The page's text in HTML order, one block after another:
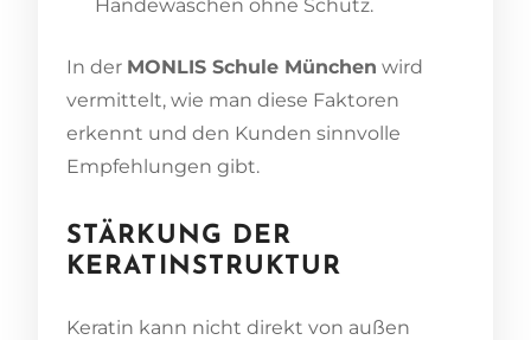
Händewaschen ohne Schutz.
In der MONLIS Schule München wird
vermittelt, wie man diese Faktoren
erkennt und den Kunden sinnvolle
Empfehlungen gibt.
STÄRKUNG DER
KERATINSTRUKTUR
Keratin kann nicht direkt von außen